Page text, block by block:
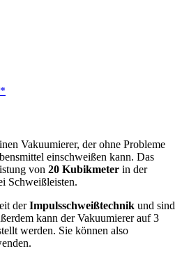
Vakuumierer, der ohne Probleme
einschweißen kann. Das
von 20 Kubikmeter in der
Schweißleisten.
derImpulsschweißtechnik und sind
kann der Vakuumierer auf 3
werden. Sie können also